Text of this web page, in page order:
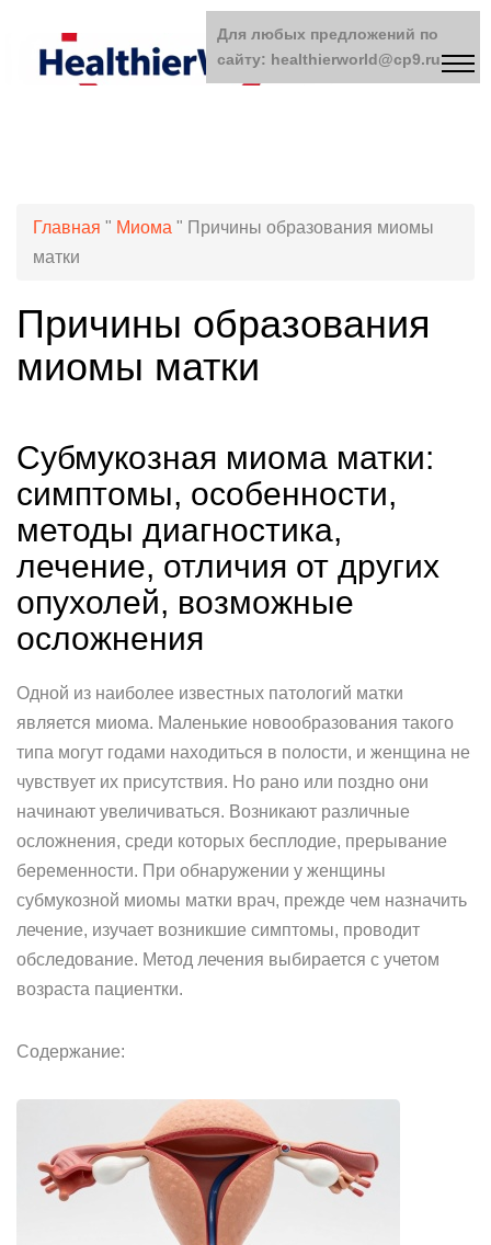
Главная " Миома " Причины образования миомы
матки
Причины образования
миомы матки
Субмукозная миома матки:
симптомы, особенности,
методы диагностика,
лечение, отличия от других
опухолей, возможные
осложнения
Одной из наиболее известных патологий матки
является миома. Маленькие новообразования такого
типа могут годами находиться в полости, и женщина не
чувствует их присутствия. Но рано или поздно они
начинают увеличиваться. Возникают различные
осложнения, среди которых бесплодие, прерывание
беременности. При обнаружении у женщины
субмукозной миомы матки врач, прежде чем назначить
лечение, изучает возникшие симптомы, проводит
обследование. Метод лечения выбирается с учетом
возраста пациентки.
Содержание:
Для любых предложений по
сайту: healthierworld@cp9.ru